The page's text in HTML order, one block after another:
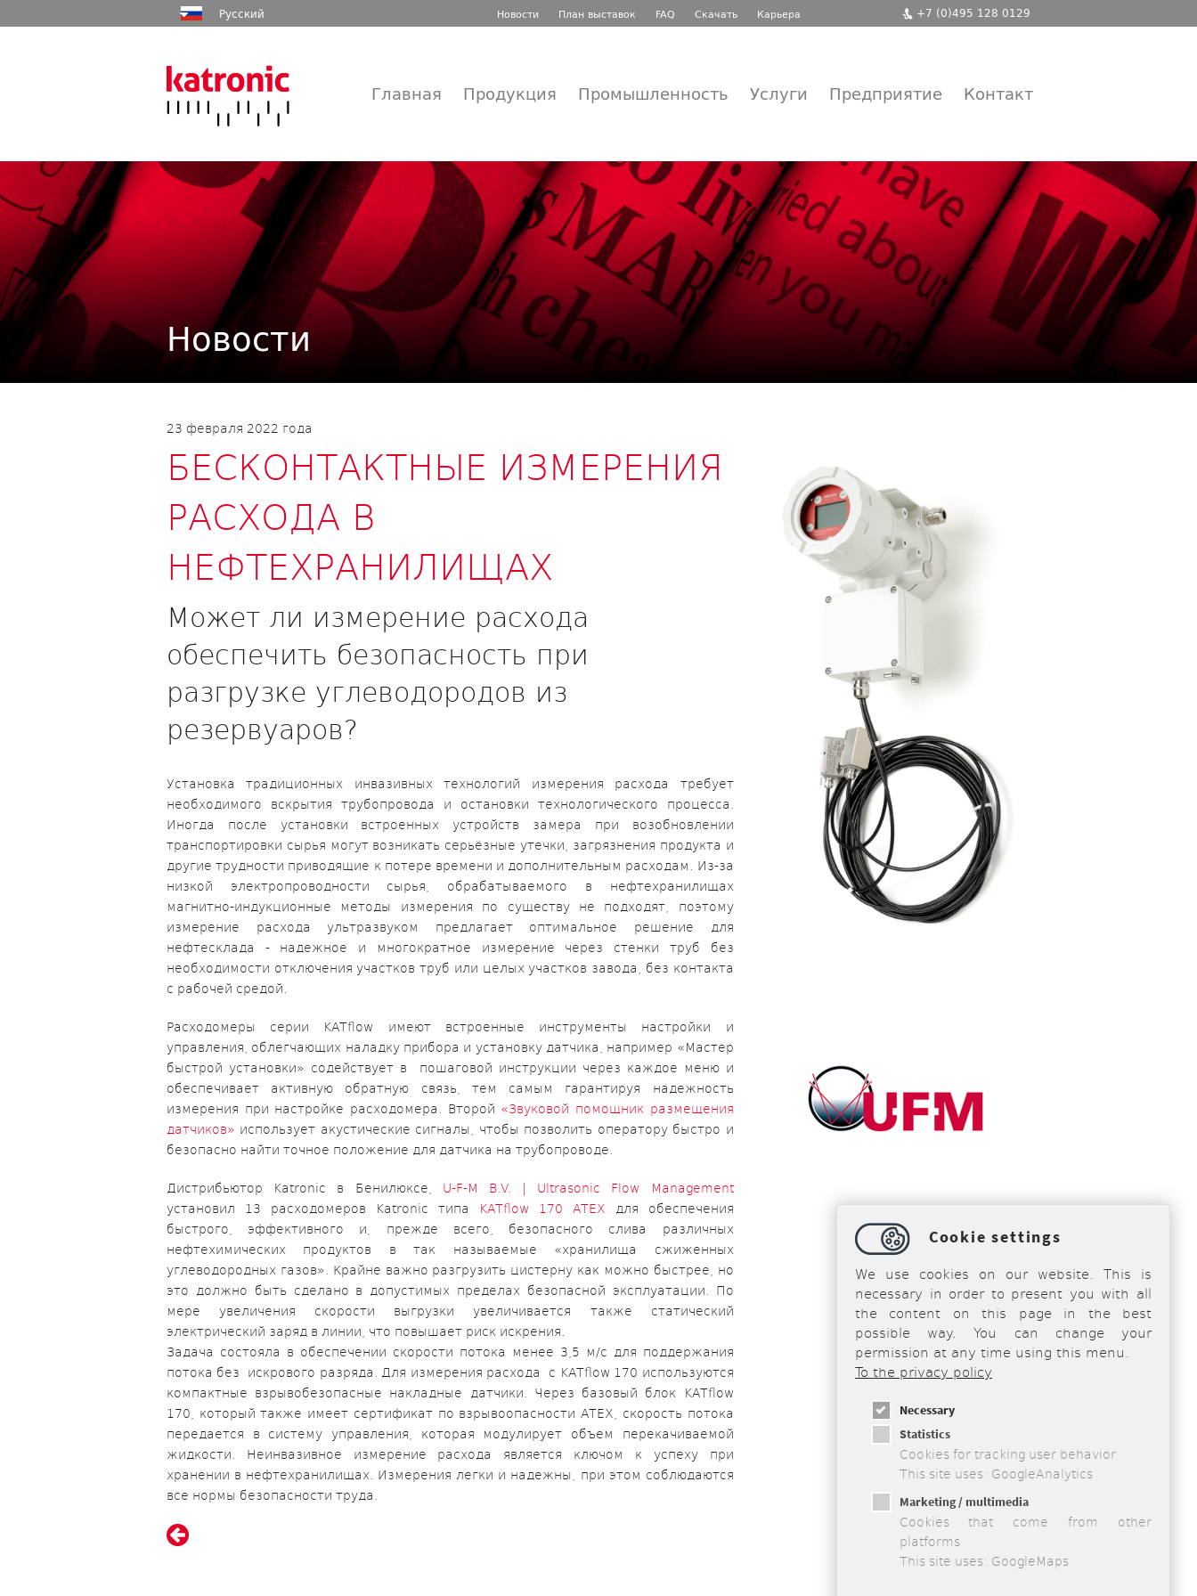
Русский Новости План выставок FAQ Скачать Карьера +7 (0)495 128 0129
Главная Продукция Промышленность Услуги Предприятие Контакт
Главная
Продукция
Промышленность
Услуги
Предприятие
Контакт
Новости
23 февраля 2022 года
БЕСКОНТАКТНЫЕ ИЗМЕРЕНИЯ
РАСХОДА В
НЕФТЕХРАНИЛИЩАХ
Может ли измерение расхода
обеспечить безопасность при
разгрузке углеводородов из
резервуаров?
Установка традиционных инвазивных технологий измерения расхода требует
необходимого вскрытия трубопровода и остановки технологического процесса.
Иногда после установки встроенных устройств замера при возобновлении
транспортировки сырья могут возникать серьёзные утечки, загрязнения продукта и
другие трудности приводящие к потере времени и дополнительным расходам. Из-за
низкой электропроводности сырья, обрабатываемого в нефтехранилищах
магнитно-индукционные методы измерения по существу не подходят, поэтому
измерение расхода ультразвуком предлагает оптимальное решение для
нефтесклада - надежное и многократное измерение через стенки труб без
необходимости отключения участков труб или целых участков завода, без контакта
с рабочей средой.
Расходомеры серии KATflow имеют встроенные инструменты настройки и
управления, облегчающих наладку прибора и установку датчика, например «Мастер
быстрой установки» содействует в пошаговой инструкции через каждое меню и
обеспечивает активную обратную связь, тем самым гарантируя надежность
измерения при настройке расходомера. Второй «Звуковой помощник размещения
датчиков» использует акустические сигналы, чтобы позволить оператору быстро и
безопасно найти точное положение для датчика на трубопроводе.
Дистрибьютор Katronic в Бенилюксе, U-F-M B.V. | Ultrasonic Flow Management
установил 13 расходомеров Katronic типа
KATflow 170 ATEX для обеспечения
быстрого, эффективного и, прежде всего, безопасного слива различных
нефтехимических продуктов в так называемые «хранилища сжиженных
углеводородных газов». Крайне важно разгрузить цистерну как можно быстрее, но
это должно быть сделано в допустимых пределах безопасной эксплуатации. По
мере увеличения скорости выгрузки увеличивается также статический
электрический заряд в линии, что повышает риск искрения.
Задача состояла в обеспечении скорости потока менее 3,5 м/с для поддержания
потока без искрового разряда. Для измерения расхода с KATflow 170 используются
компактные взрывобезопасные накладные датчики. Через базовый блок KATflow
170, который также имеет сертификат по взрывоопасности ATEX, скорость потока
передается в систему управления, которая модулирует объем перекачиваемой
жидкости. Неинвазивное измерение расхода является ключом к успеху при
хранении в нефтехранилищах. Измерения легки и надежны, при этом соблюдаются
все нормы безопасности труда.
Cookie settings
We use cookies on our website. This is
necessary in order to present you with all
the content on this page in the best
possible way. You can change your
permission at any time using this menu.
To the privacy policy
Necessary
Statistics
Cookies for tracking user behavior
This site uses: GoogleAnalytics
Marketing / multimedia
Cookies that come from other
platforms
This site uses: GoogleMaps